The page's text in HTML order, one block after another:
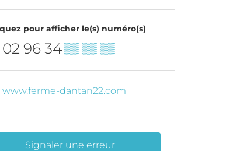
pour afficher le(s) numéro(s)
02 96 34▒▒ ▒▒ ▒▒
www.ferme-dantan22.com
Signaler une erreur